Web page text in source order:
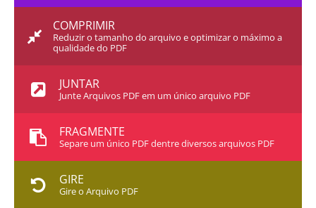
COMPRIMIR
Reduzir o tamanho do arquivo e optimizar o máximo a
qualidade do PDF
JUNTAR
Junte Arquivos PDF em um único arquivo PDF
FRAGMENTE
Separe um único PDF dentre diversos arquivos PDF
GIRE
Gire o Arquivo PDF